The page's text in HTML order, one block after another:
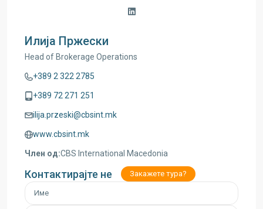
Илија Пржески
Head of Brokerage Operations
+389 2 322 2785
+389 72 271 251
ilija.przeski@cbsint.mk
www.cbsint.mk
Член од:CBS International Macedonia
Контактирајте не Закажете тура?